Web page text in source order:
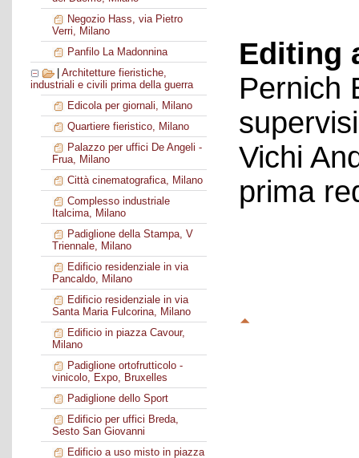
Negozio Hass, via Pietro
Verri, Milano
Panfilo La Madonnina
Architetture fieristiche,
industriali e civili prima della guerra
Edicola per giornali, Milano
Quartiere fieristico, Milano
Palazzo per uffici De Angeli -
Frua, Milano
Città cinematografica, Milano
Complesso industriale
Italcima, Milano
Padiglione della Stampa, V
Triennale, Milano
Edificio residenziale in via
Pancaldo, Milano
Edificio residenziale in via
Santa Maria Fulcorina, Milano
Edificio in piazza Cavour,
Milano
Padiglione ortofrutticolo -
vinicolo, Expo, Bruxelles
Padiglione dello Sport
Edificio per uffici Breda,
Sesto San Giovanni
Edificio a uso misto in piazza
Editing
Pernich
Vichi
prima